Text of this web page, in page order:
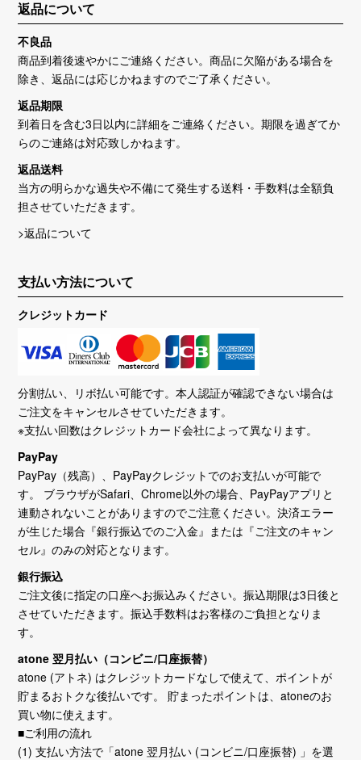
返品について
不良品
商品到着後速やかにご連絡ください。商品に欠陥がある場合を
除き、返品には応じかねますのでご了承ください。
返品期限
到着日を含む3日以内に詳細をご連絡ください。期限を過ぎてか
らのご連絡は対応致しかねます。
返品送料
当方の明らかな過失や不備にて発生する送料・手数料は全額負
担させていただきます。
>返品について
支払い方法について
クレジットカード
分割払い、リボ払い可能です。本人認証が確認できない場合は
ご注文をキャンセルさせていただきます。
※支払い回数はクレジットカード会社によって異なります。
PayPay
PayPay（残高）、PayPayクレジットでのお支払いが可能で
す。 ブラウザがSafari、Chrome以外の場合、PayPayアプリと
連動されないことがありますのでご注意ください。決済エラー
が生じた場合『銀行振込でのご入金』または『ご注文のキャン
セル』のみの対応となります。
銀行振込
ご注文後に指定の口座へお振込みください。振込期限は3日後と
させていただきます。振込手数料はお客様のご負担となりま
す。
atone 翌月払い（コンビニ/口座振替）
atone (アトネ) はクレジットカードなしで使えて、ポイントが
貯まるおトクな後払いです。 貯まったポイントは、atoneのお
買い物に使えます。
■ご利用の流れ
(1) 支払い方法で「atone 翌月払い (コンビニ/口座振替) 」を選